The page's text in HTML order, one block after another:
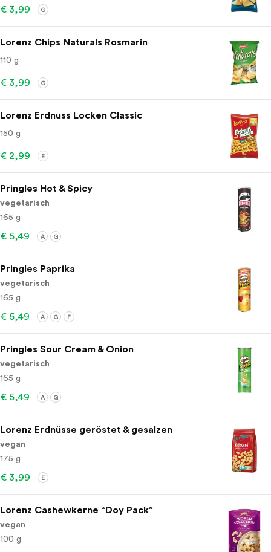
€ 3,99 G
Lorenz Chips Naturals Rosmarin
110 g
€ 3,99 G
Lorenz Erdnuss Locken Classic
150 g
€ 2,99 E
Pringles Hot & Spicy
vegetarisch
165 g
€ 5,49 A G
Pringles Paprika
vegetarisch
165 g
€ 5,49 A G F
Pringles Sour Cream & Onion
vegetarisch
165 g
€ 5,49 A G
Lorenz Erdnüsse geröstet & gesalzen
vegan
175 g
€ 3,99 E
Lorenz Cashewkerne “Doy Pack”
vegan
100 g